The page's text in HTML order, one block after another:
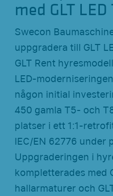
med GLT LED
Swecon
uppgradera till GLT
GLT Rent
LED-
någon initial
450 gamla T5- och
platser i ett 1:1-
IEC/EN 62776 under
Uppgraderingen i
kompletterades med
hallarmaturer och